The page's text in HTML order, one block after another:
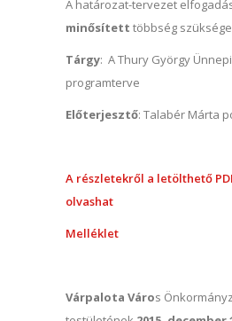
A határozat-tervezet
minősített többség
Tárgy: A Thury György
programterve
Előterjesztő: Talabér Márta
A részletekről a letölthető
olvashat
Melléklet
Várpalota Város